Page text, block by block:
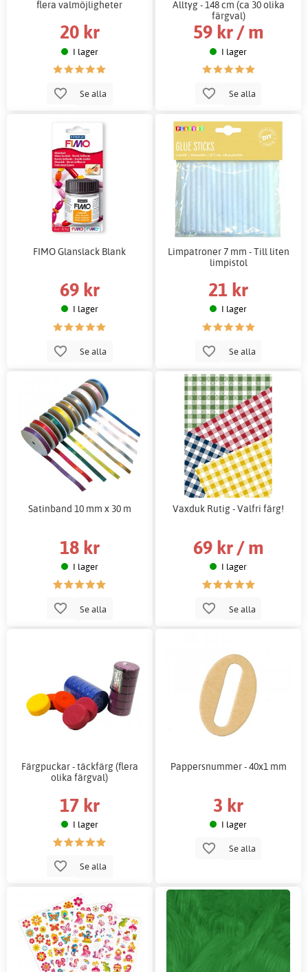
flera valmöjligheter
20 kr
I lager
Se alla
Alltyg - 148 cm (ca 30 olika
färgval)
59 kr / m
I lager
Se alla
FIMO Glanslack Blank
69 kr
I lager
Se alla
Limpatroner 7 mm - Till liten
limpistol
21 kr
I lager
Se alla
Satinband 10 mm x 30 m
18 kr
I lager
Se alla
Vaxduk Rutig - Valfri färg!
69 kr / m
I lager
Se alla
Färgpuckar - täckfärg (flera
olika färgval)
17 kr
I lager
Se alla
Pappersnummer - 40x1 mm
3 kr
I lager
Se alla